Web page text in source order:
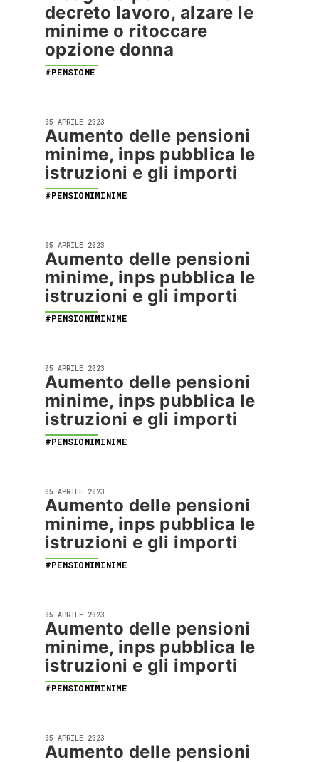
decreto lavoro, alzare le
minime o ritoccare
opzione donna
#PENSIONE
05 APRILE 2023
Aumento delle pensioni
minime, inps pubblica le
istruzioni e gli importi
#PENSIONIMINIME
05 APRILE 2023
Aumento delle pensioni
minime, inps pubblica le
istruzioni e gli importi
#PENSIONIMINIME
05 APRILE 2023
Aumento delle pensioni
minime, inps pubblica le
istruzioni e gli importi
#PENSIONIMINIME
05 APRILE 2023
Aumento delle pensioni
minime, inps pubblica le
istruzioni e gli importi
#PENSIONIMINIME
05 APRILE 2023
Aumento delle pensioni
minime, inps pubblica le
istruzioni e gli importi
#PENSIONIMINIME
05 APRILE 2023
Aumento delle pensioni